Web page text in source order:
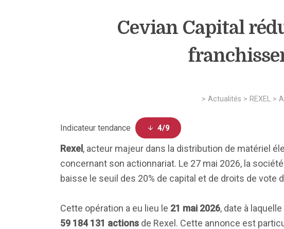
Cevian Capital
> Actualités > REXEL>
Indicateur tendance 4/9
Rexel , acteur majeur dans la distribution de matériel
concernant son actionnariat. Le 27 mai 2026, la société
baisse le seuil des 20% de capital et de droits de
Cette opération a eu lieu le 21 mai 2026, date à
59 184 131 actions de Rexel. Cette annonce est